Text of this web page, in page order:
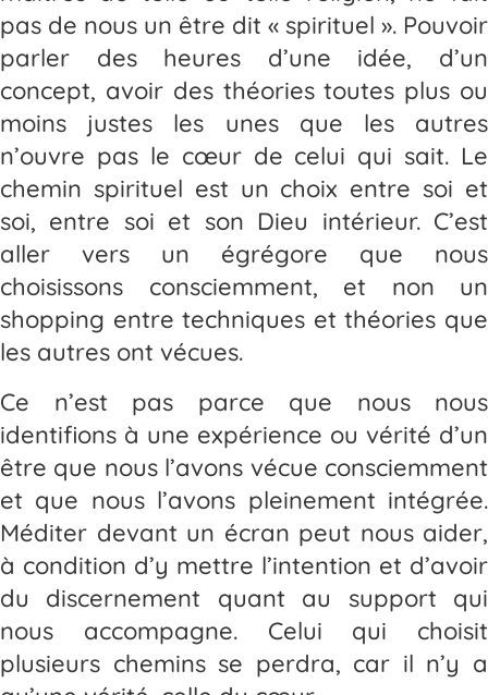
pas de nous un être dit « spirituel ». Pouvoir
parler des heures d’une idée, d’un
concept, avoir des théories toutes plus ou
moins justes les unes que les autres
n’ouvre pas le cœur de celui qui sait. Le
chemin spirituel est un choix entre soi et
soi, entre soi et son Dieu intérieur. C’est
aller vers un égrégore que nous
choisissons consciemment, et non un
shopping entre techniques et théories que
les autres ont vécues.
Ce n’est pas parce que nous nous
identifions à une expérience ou vérité d’un
être que nous l’avons vécue consciemment
et que nous l’avons pleinement intégrée.
Méditer devant un écran peut nous aider,
à condition d’y mettre l’intention et d’avoir
du discernement quant au support qui
nous accompagne. Celui qui choisit
plusieurs chemins se perdra, car il n’y a